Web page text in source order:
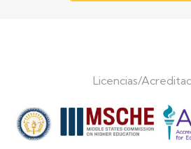
Licencias/